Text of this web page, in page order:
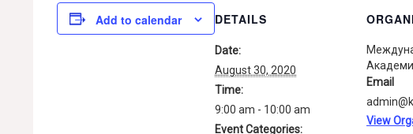
Add to calendar DETAILS
Date:
August 30, 2020
Time:
9:00 am - 10:00 am
Event Categories:
Email
View